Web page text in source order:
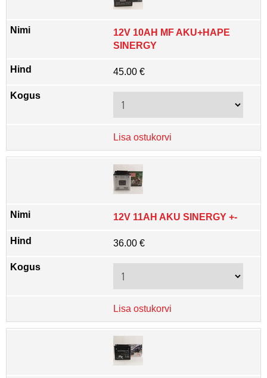
12V 10AH MF AKU+HAPE
SINERGY
45.00 €
Lisa ostukorvi
12V 11AH AKU SINERGY +-
36.00 €
Lisa ostukorvi